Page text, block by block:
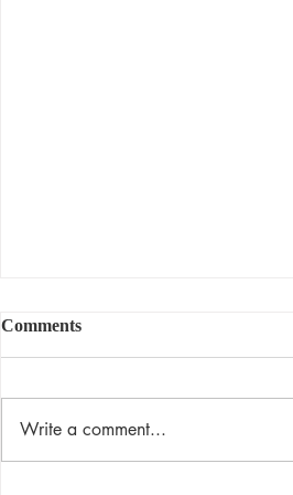
揀選的恩典
Comments
Write a comment...